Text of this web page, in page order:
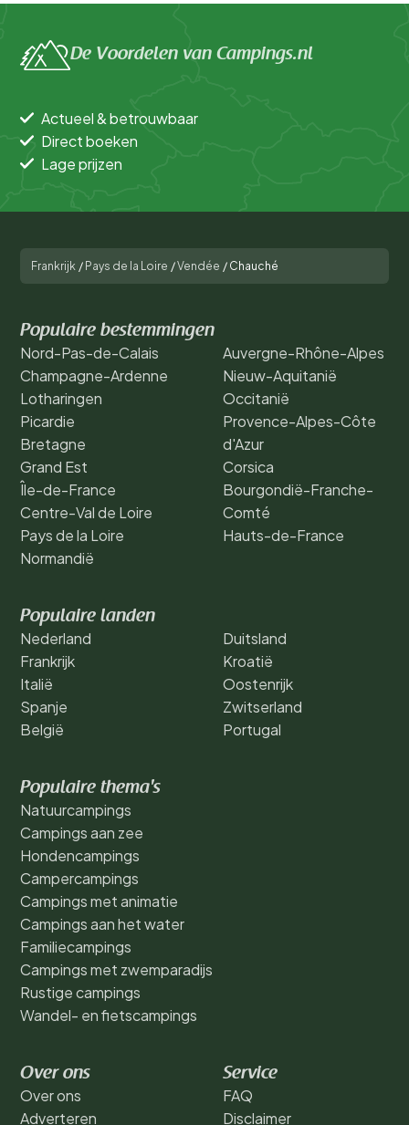
De Voordelen van Campings.nl
Actueel & betrouwbaar
Direct boeken
Lage prijzen
Frankrijk / Pays de la Loire /Vendée / Chauché
Populaire bestemmingen
Nord-Pas-de-Calais
Champagne-Ardenne
Lotharingen
Picardie
Bretagne
Grand Est
Île-de-France
Centre-Val de Loire
Pays de la Loire
Normandië
Auvergne-Rhône-Alpes
Nieuw-Aquitanië
Occitanië
Provence-Alpes-Côte
d'Azur
Corsica
Bourgondië-Franche-
Comté
Hauts-de-France
Populaire landen
Nederland
Frankrijk
Italië
Spanje
België
Duitsland
Kroatië
Oostenrijk
Zwitserland
Portugal
Populaire thema's
Natuurcampings
Campings aan zee
Hondencampings
Campercampings
Campings met animatie
Campings aan het water
Familiecampings
Campings met zwemparadijs
Rustige campings
Wandel- en fietscampings
Over ons
Over ons
Adverteren
Service
FAQ
Disclaimer